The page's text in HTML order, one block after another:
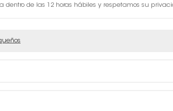
dentro de las 12 horas hábiles y respetamos su